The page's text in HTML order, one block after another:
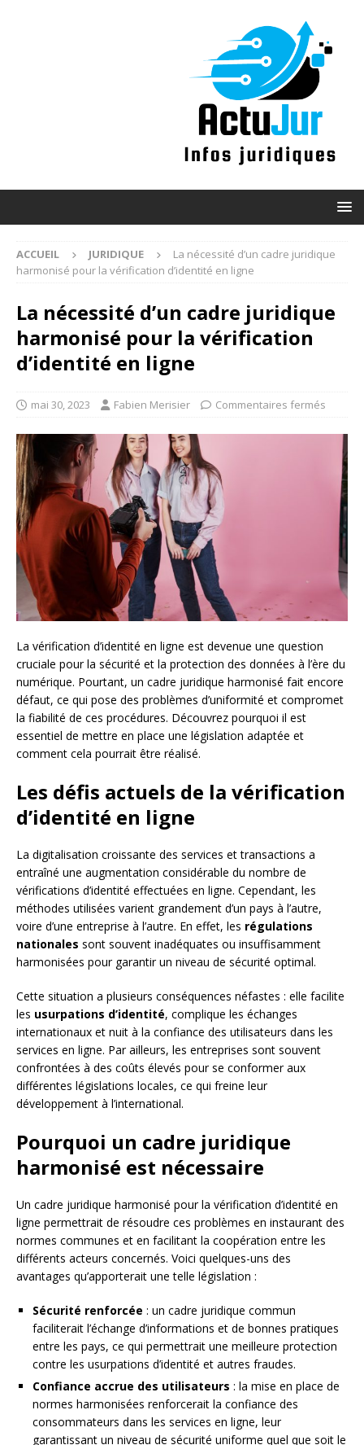
ACCUEIL JURIDIQUE
La nécessité d’un cadre juridique
harmonisé pour la vérification d’identité en ligne
La nécessité d’un cadre juridique
harmonisé pour la vérification
d’identité en ligne
mai 30, 2023 Fabien Merisier Commentaires fermés
La vérification d’identité en ligne est devenue une question
cruciale pour la sécurité et la protection des données à l’ère du
numérique. Pourtant, un cadre juridique harmonisé fait encore
défaut, ce qui pose des problèmes d’uniformité et compromet
la fiabilité de ces procédures. Découvrez pourquoi il est
essentiel de mettre en place une législation adaptée et
comment cela pourrait être réalisé.
Les défis actuels de la vérification
d’identité en ligne
La digitalisation croissante des services et transactions a
entraîné une augmentation considérable du nombre de
vérifications d’identité effectuées en ligne. Cependant, les
méthodes utilisées varient grandement d’un pays à l’autre,
voire d’une entreprise à l’autre. En effet, les régulations
nationales sont souvent inadéquates ou insuffisamment
harmonisées pour garantir un niveau de sécurité optimal.
Cette situation a plusieurs conséquences néfastes : elle facilite
les usurpations d’identité, complique les échanges
internationaux et nuit à la confiance des utilisateurs dans les
services en ligne. Par ailleurs, les entreprises sont souvent
confrontées à des coûts élevés pour se conformer aux
différentes législations locales, ce qui freine leur
développement à l’international.
Pourquoi un cadre juridique
harmonisé est nécessaire
Un cadre juridique harmonisé pour la vérification d’identité en
ligne permettrait de résoudre ces problèmes en instaurant des
normes communes et en facilitant la coopération entre les
différents acteurs concernés. Voici quelques-uns des
avantages qu’apporterait une telle législation :
Sécurité renforcée : un cadre juridique commun
faciliterait l’échange d’informations et de bonnes pratiques
entre les pays, ce qui permettrait une meilleure protection
contre les usurpations d’identité et autres fraudes.
Confiance accrue des utilisateurs : la mise en place de
normes harmonisées renforcerait la confiance des
consommateurs dans les services en ligne, leur
garantissant un niveau de sécurité uniforme quel que soit le